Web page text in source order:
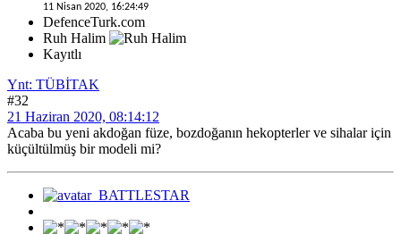
11 Nisan 2020, 16:24:49
DefenceTurk.com
Ruh Halim
Kayıtlı
Ynt: TÜBİTAK
#32
21 Haziran 2020, 08:14:12
Acaba bu yeni akdoğan füze, bozdoğanın hekopterler ve sihalar için
küçültülmüş bir modeli mi?